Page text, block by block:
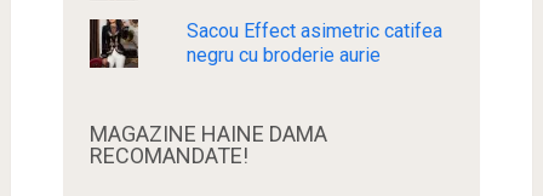
Sacou Effect asimetric catifea
negru cu broderie aurie
MAGAZINE HAINE DAMA
RECOMANDATE!